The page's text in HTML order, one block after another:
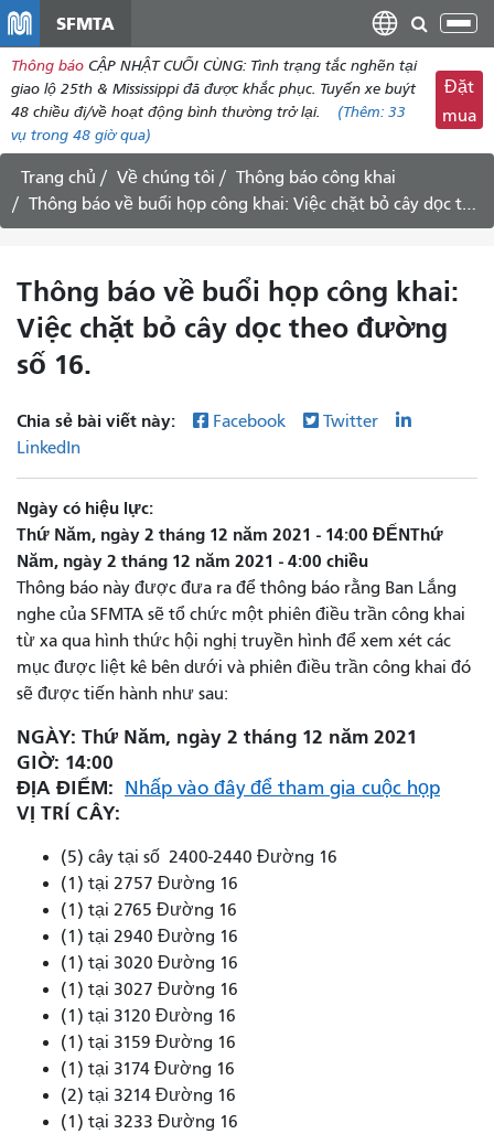
dung
SFMTA
Thông báo CẬP NHẬT CUỐI CÙNG: Tình trạng tắc nghẽn tại
giao lộ 25th & Mississippi đã được khắc phục. Tuyến xe buýt
48 chiều đi/về hoạt động bình thường trở lại.
(Thêm: 33
vụ trong 48 giờ qua)
Đặt
mua
Trang chủ Về chúng tôi
Thông báo công khai
Thông báo về buổi họp công khai: Việc chặt bỏ cây dọc theo đường số 16.
Thông báo về buổi họp công khai:
Việc chặt bỏ cây dọc theo đường
số 16.
Chia sẻ bài viết này: Facebook
Twitter
LinkedIn
Ngày có hiệu lực
Thứ Năm, ngày 2 tháng 12 năm 2021 - 14:00 ĐẾNThứ
Năm, ngày 2 tháng 12 năm 2021 - 4:00 chiều
Thông báo này được đưa ra để thông báo rằng Ban Lắng
nghe của SFMTA sẽ tổ chức một phiên điều trần công khai
từ xa qua hình thức hội nghị truyền hình để xem xét các
mục được liệt kê bên dưới và phiên điều trần công khai đó
sẽ được tiến hành như sau:
NGÀY: Thứ Năm, ngày 2 tháng 12 năm 2021
GIỜ: 14:00
ĐỊA ĐIỂM: Nhấp vào đây để tham gia cuộc họp
VỊ TRÍ CÂY:
(5) cây tại số 2400-2440 Đường 16
(1) tại 2757 Đường 16
(1) tại 2765 Đường 16
(1) tại 2940 Đường 16
(1) tại 3020 Đường 16
(1) tại 3027 Đường 16
(1) tại 3120 Đường 16
(1) tại 3159 Đường 16
(1) tại 3174 Đường 16
(2) tại 3214 Đường 16
(1) tại 3233 Đường 16